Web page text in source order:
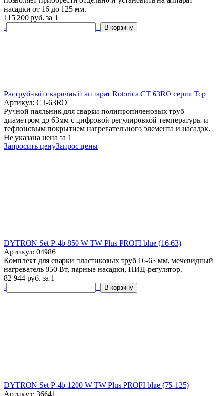
насадки от 16 до 125 мм.
115 200 руб. за 1
-
+ В корзину
Раструбный сварочный аппарат Rotorica CT-63RO серия Top
Артикул: CT-63RO
Ручной паяльник для сварки полипропиленовых труб
диаметром до 63мм с цифровой регулировкой температуры и
тефлоновым покрытием нагревательного элемента и насадок.
Не указана цена за 1
Запросить ценуЗапрос цены
DYTRON Set P-4b 850 W TW Plus PROFI blue (16-63)
Артикул: 04986
Комплект для сварки пластиковых труб 16-63 мм, мечевидный
нагреватель 850 Вт, парные насадки, ПИД-регулятор.
82 944 руб. за 1
-
+ В корзину
DYTRON Set P-4b 1200 W TW Plus PROFI blue (75-125)
Артикул: 36641